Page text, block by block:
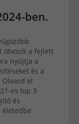
ben.
ötvözik a fejlett
nyújtja a
és a
el
es top 3
és